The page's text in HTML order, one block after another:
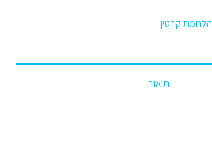
קרטין
תיאור